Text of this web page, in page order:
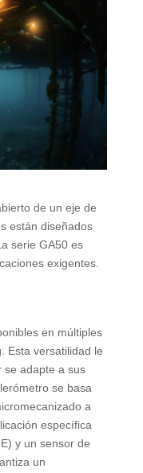
de un eje de
están diseñados
serie GA50 es
exigentes.
en múltiples
Esta versatilidad le
se adapte a sus
se basa
a
específica
y un sensor de
un